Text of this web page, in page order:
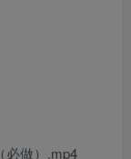
必做）.mp4